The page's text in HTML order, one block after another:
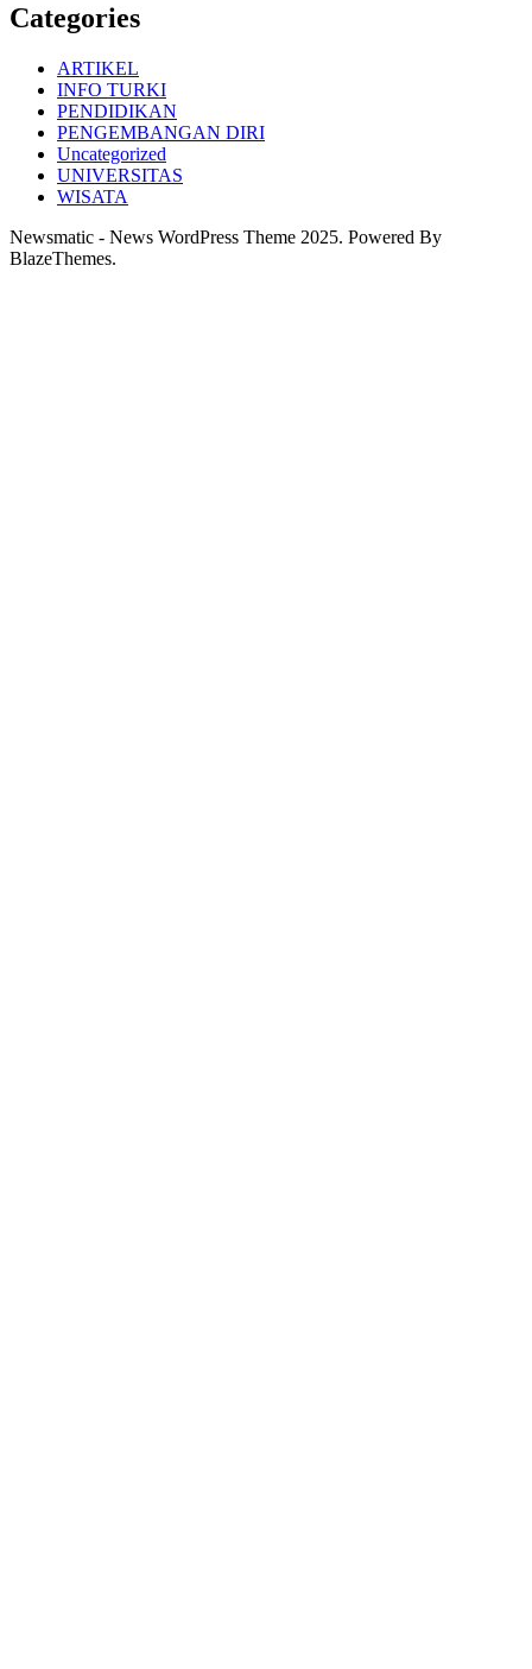
Categories
ARTIKEL
INFO TURKI
PENDIDIKAN
PENGEMBANGAN DIRI
Uncategorized
UNIVERSITAS
WISATA
Newsmatic - News WordPress Theme 2025. Powered By
BlazeThemes.